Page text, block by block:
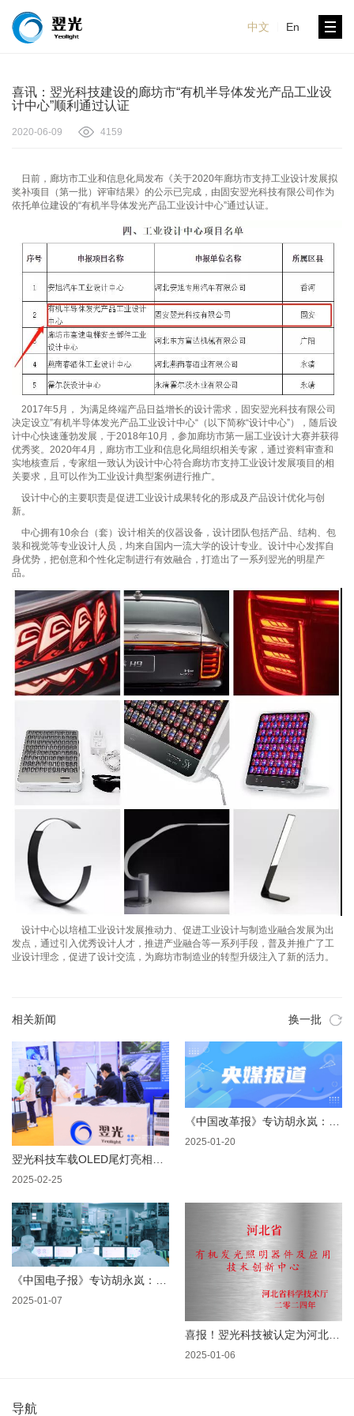
中文 En
喜讯：翌光科技建设的廊坊市“有机半导体发光产品工业设
计中心”顺利通过认证
2020-06-09 4159
日前，廊坊市工业和信息化局发布《关于2020年廊坊市支持工业设计发展拟
奖补项目（第一批）评审结果》的公示已完成，由固安翌光科技有限公司作为
依托单位建设的“有机半导体发光产品工业设计中心”通过认证。
2017年5月， 为满足终端产品日益增长的设计需求，固安翌光科技有限公司
决定设立”有机半导体发光产品工业设计中心“（以下简称“设计中心”），随后设
计中心快速蓬勃发展，于2018年10月，参加廊坊市第一届工业设计大赛并获得
优秀奖。2020年4月，廊坊市工业和信息化局组织相关专家，通过资料审查和
实地核查后，专家组一致认为设计中心符合廊坊市支持工业设计发展项目的相
关要求，且可以作为工业设计典型案例进行推广。
设计中心的主要职责是促进工业设计成果转化的形成及产品设计优化与创
新。
中心拥有10余台（套）设计相关的仪器设备，设计团队包括产品、结构、包
装和视觉等专业设计人员，均来自国内一流大学的设计专业。设计中心发挥自
身优势，把创意和个性化定制进行有效融合，打造出了一系列翌光的明星产
品。
设计中心以培植工业设计发展推动力、促进工业设计与制造业融合发展为出
发点，通过引入优秀设计人才，推进产业融合等一系列手段，普及并推广了工
业设计理念，促进了设计交流，为廊坊市制造业的转型升级注入了新的活力。
相关新闻 换一批
翌光科技车载OLED尾灯亮相CINEVE 2025 助力新能源汽车智能化革新
2025-02-25
《中国改革报》专访胡永岚：“追光者”十年磨一剑
2025-01-20
2025-01-07
2025-01-06
导航